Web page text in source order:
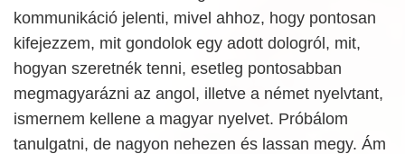
kommunikáció jelenti, mivel ahhoz, hogy pontosan
kifejezzem, mit gondolok egy adott dologról, mit,
hogyan szeretnék tenni, esetleg pontosabban
megmagyarázni az angol, illetve a német nyelvtant,
ismernem kellene a magyar nyelvet. Próbálom
tanulgatni, de nagyon nehezen és lassan megy. Ám